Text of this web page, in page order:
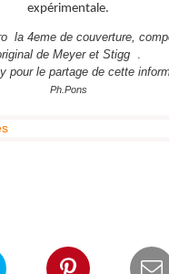
expérimentale.
la 4eme de couverture,
de Meyer et Stigg .
pour le partage de cette
Ph.Pons